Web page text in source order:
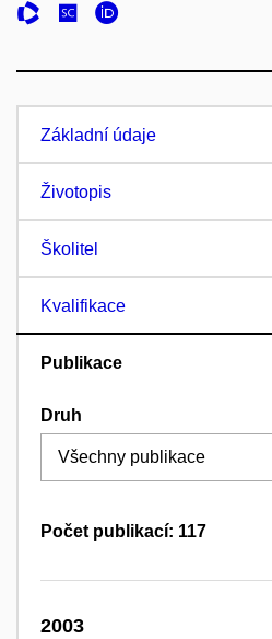
Základní údaje
Životopis
Školitel
Kvalifikace
Publikace
Druh
Počet publikací: 117
2003